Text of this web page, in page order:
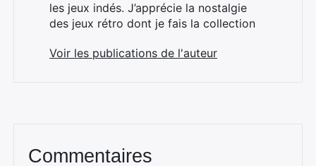
les jeux indés. J’apprécie la nostalgie
des jeux rétro dont je fais la collection
Voir les publications de l'auteur
Commentaires